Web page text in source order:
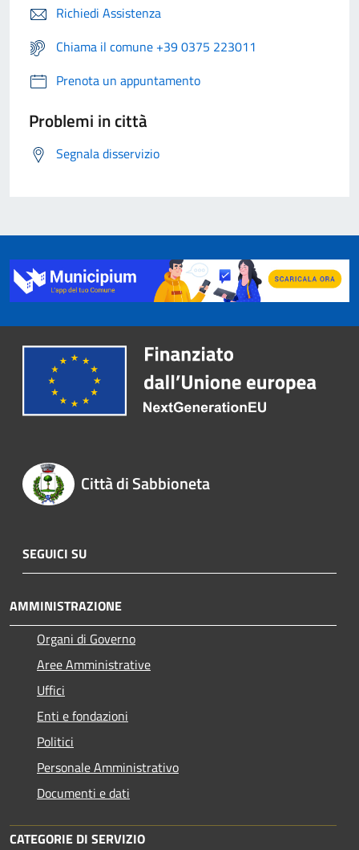
Richiedi Assistenza
Chiama il comune +39 0375 223011
Prenota un appuntamento
Problemi in città
Segnala disservizio
Città di Sabbioneta
SEGUICI SU
AMMINISTRAZIONE
Organi di Governo
Aree Amministrative
Uffici
Enti e fondazioni
Politici
Personale Amministrativo
Documenti e dati
CATEGORIE DI SERVIZIO